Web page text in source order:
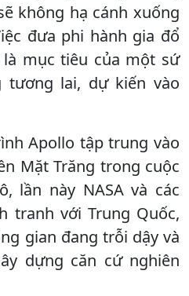
không hạ cánh xuống
đưa phi hành gia đổ
mục tiêu của một sứ
tương lai, dự kiến vào
Apollo tập trung vào
Mặt Trăng trong cuộc
lần này NASA và các
tranh với Trung Quốc,
gian đang trỗi dậy và
dựng căn cứ nghiên